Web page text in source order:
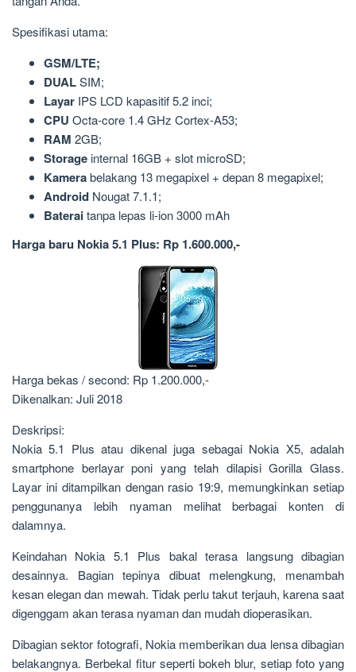
Spesifikasi utama:
GSM/LTE;
DUALSIM;
Layar IPS LCD kapasitif 5.2 inci;
CPU Octa-core 1.4 GHz Cortex-A53;
RAM 2GB;
Storage internal 16GB + slot microSD;
Kamerabelakang 13 megapixel + depan 8 megapixel;
Android Nougat 7.1.1;
Bateraitanpa lepas li-ion 3000 mAh
Harga baru Nokia 5.1 Plus: Rp 1.600.000,-
Harga bekas / second: Rp 1.200.000,-
Dikenalkan: Juli 2018
Deskripsi:
Nokia 5.1 Plus atau dikenal juga sebagai Nokia X5, adalah
smartphone berlayar poni yang telah dilapisi Gorilla Glass.
Layar ini ditampilkan dengan rasio 19:9, memungkinkan setiap
penggunanya lebih nyaman melihat berbagai konten di
dalamnya.
Keindahan Nokia 5.1 Plus bakal terasa langsung dibagian
desainnya. Bagian tepinya dibuat melengkung, menambah
kesan elegan dan mewah. Tidak perlu takut terjauh, karena saat
digenggam akan terasa nyaman dan mudah dioperasikan.
Dibagian sektor fotografi, Nokia memberikan dua lensa dibagian
belakangnya. Berbekal fitur seperti bokeh blur, setiap foto yang